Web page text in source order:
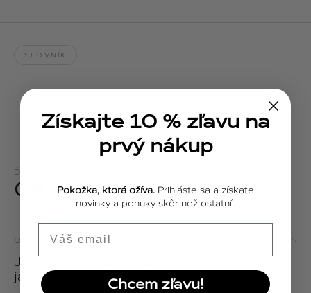
SLOVNÍK
ĎALŠIE PRÍBEHY
Čítajte ďalej.
ODPOVEDE 21.04.2025
Jarný detox - ako očistiť telo pri príchode
jari
Získajte 10 % zľavu na
prvý nákup
Pokožka, ktorá ožíva. Prihláste sa a získate
novinky a ponuky skôr než ostatní..
Chcem zľavu!